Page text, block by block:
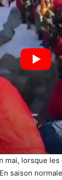
mai, lorsque
saison